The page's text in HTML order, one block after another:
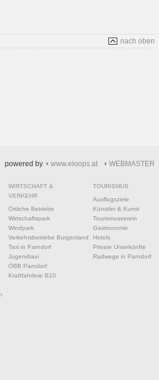
nach oben
powered by www.eloops.at WEBMASTER
WIRTSCHAFT &
VERKEHR
Örtliche Betriebe
Wirtschaftspark
Windpark
Verkehrsbetriebe Burgenland
Taxi in Parndorf
Jugendtaxi
ÖBB Parndorf
Kraftfahrlinie B10
TOURISMUS
Ausflugsziele
Künstler & Kunst
Tourismusverein
Gastronomie
Hotels
Private Unterkünfte
Radwege in Parndorf